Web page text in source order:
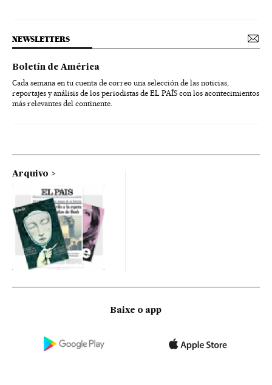
NEWSLETTERS
Boletín de América
Cada semana en tu cuenta de correo una selección de las noticias,
reportajes y análisis de los periodistas de EL PAÍS con los acontecimientos
más relevantes del continente.
Arquivo
Baixe o app